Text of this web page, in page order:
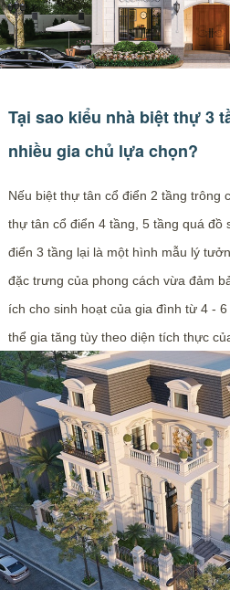
Tại sao kiểu nhà biệt thự 3
nhiều gia chủ lựa chọn?
Nếu biệt thự tân cổ điển 2 tầng trông
thự tân cổ điển 4 tầng, 5 tầng quá đồ
điển 3 tầng lại là một hình mẫu lý
đặc trưng của phong cách vừa đảm
ích cho sinh hoạt của gia đình từ 4 -
thể gia tăng tùy theo diện tích thực